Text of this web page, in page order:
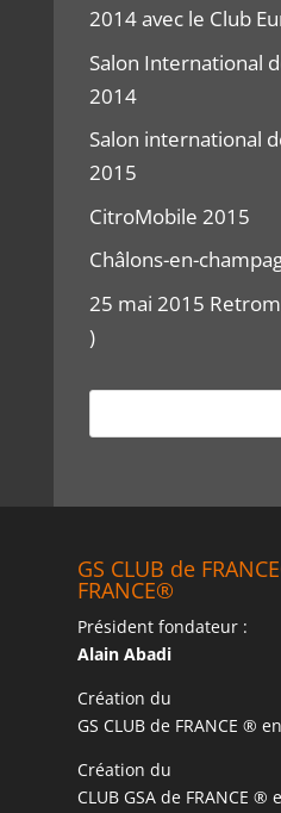
2014 avec le Club
Salon International
2014
Salon international
2015
CitroMobile 2015
Châlons-en-
25 mai 2015
)
GS CLUB de
FRANCE®
Président fondateur :
Alain Abadi
Création du
GS CLUB de FRANCE ®
Création du
CLUB GSA de FRANCE ®